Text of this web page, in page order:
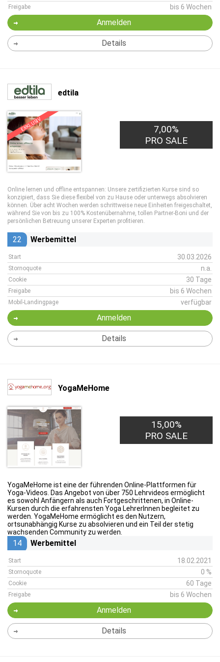
Freigabe bis 6 Wochen
Anmelden
Details
edtila
EXKLUSIV
7,00%
PRO SALE
Online lernen und offline entspannen: Unsere zertifizierten Kurse sind so
konzipiert, dass Sie diese flexibel von zu Hause oder unterwegs absolvieren
können. Über acht Wochen werden schrittweise neue Einheiten freigeschaltet,
während Sie von bis zu 100% Kostenübernahme, tollen Partner-Boni und der
persönlichen Betreuung unserer Experten profitieren.
22 Werbemittel
Start 30.03.2026
Stornoquote n.a.
Cookie 30 Tage
Freigabe bis 6 Wochen
Mobil-Landingpage verfügbar
Anmelden
Details
YogaMeHome
15,00%
PRO SALE
YogaMeHome ist eine der führenden Online-Plattformen für
Yoga-Videos. Das Angebot von über 750 Lehrvideos ermöglicht
es sowohl Anfängern als auch Fortgeschrittenen, in Online-
Kursen durch die erfahrensten Yoga LehrerInnen begleitet zu
werden. YogaMeHome ermöglicht es den Nutzern,
ortsunabhängig Kurse zu absolvieren und ein Teil der stetig
wachsenden Community zu werden.
14 Werbemittel
Start 18.02.2021
Stornoquote 0 %
Cookie 60 Tage
Freigabe bis 6 Wochen
Anmelden
Details